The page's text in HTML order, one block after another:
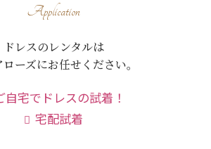
Application
ドレスのレンタルは
ーズにお任せください。
宅配試着